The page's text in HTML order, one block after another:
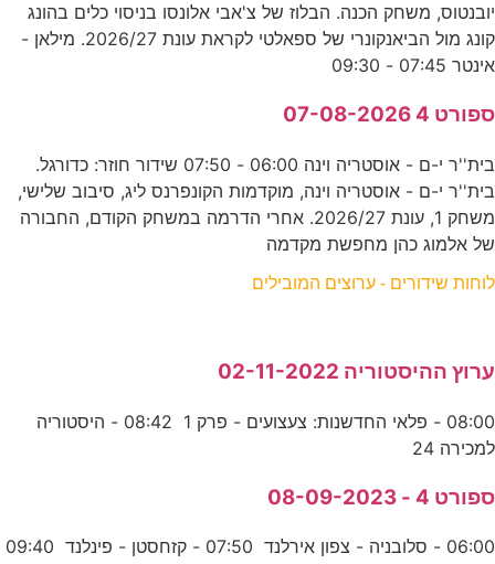
יובנטוס, משחק הכנה. הבלוז של צ'אבי אלונסו בניסוי כלים בהונג
קונג מול הביאנקונרי של ספאלטי לקראת עונת 2026/27. מילאן -
אינטר 07:45 - 09:30
ספורט 4 07-08-2026
בית''ר י-ם - אוסטריה וינה 06:00 - 07:50 שידור חוזר: כדורגל.
בית''ר י-ם - אוסטריה וינה, מוקדמות הקונפרנס ליג, סיבוב שלישי,
משחק 1, עונת 2026/27. אחרי הדרמה במשחק הקודם, החבורה
של אלמוג כהן מחפשת מקדמה
לוחות שידורים - ערוצים המובילים
ערוץ ההיסטוריה 02-11-2022
08:00 - פלאי החדשנות: צעצועים - פרק 1 08:42 - היסטוריה
למכירה 24
ספורט 4 - 08-09-2023
06:00 - סלובניה - צפון אירלנד 07:50 - קזחסטן - פינלנד 09:40